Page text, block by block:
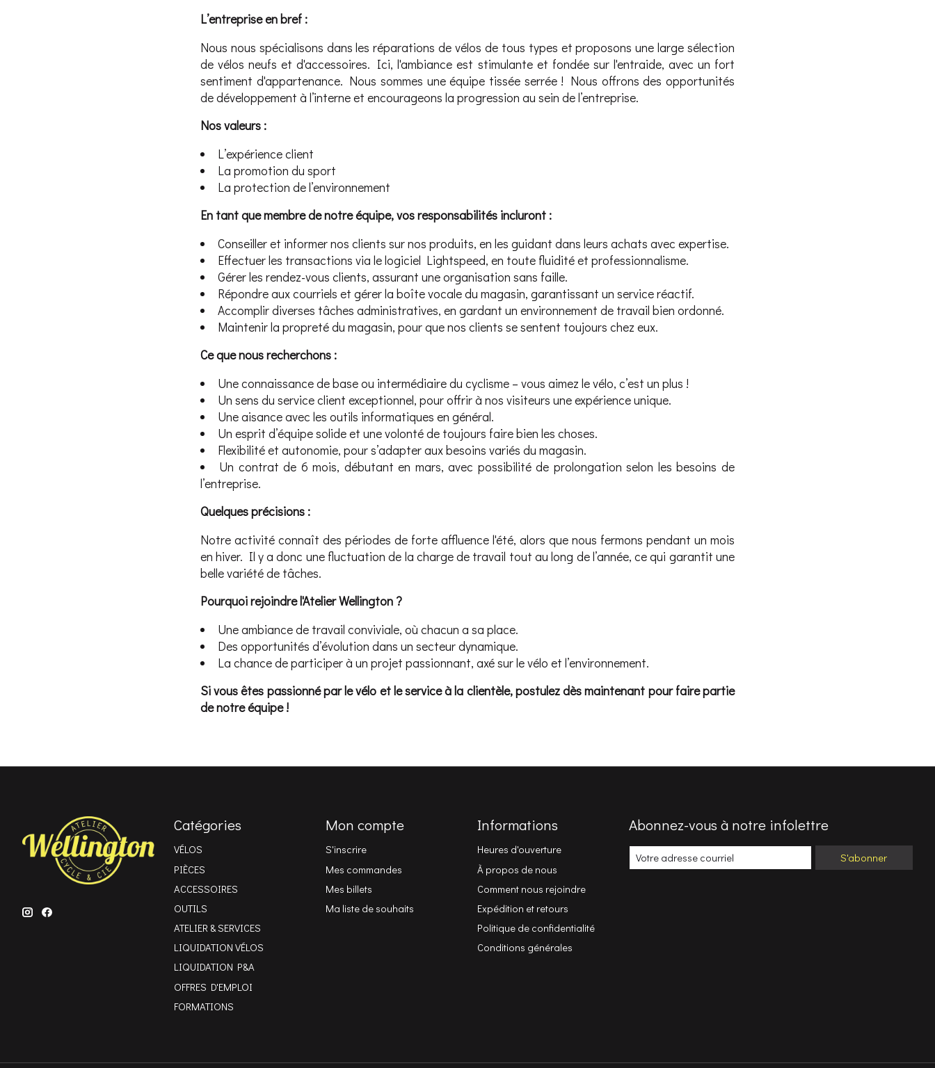
L’entreprise en bref :
Nous nous spécialisons dans les réparations de vélos de tous types et proposons une large sélection
de vélos neufs et d'accessoires. Ici, l'ambiance est stimulante et fondée sur l'entraide, avec un fort
sentiment d'appartenance. Nous sommes une équipe tissée serrée ! Nous offrons des opportunités
de développement à l’interne et encourageons la progression au sein de l’entreprise.
Nos valeurs :
L’expérience client
La promotion du sport
La protection de l’environnement
En tant que membre de notre équipe, vos responsabilités incluront :
Conseiller et informer nos clients sur nos produits, en les guidant dans leurs achats avec expertise.
Effectuer les transactions via le logiciel Lightspeed, en toute fluidité et professionnalisme.
Gérer les rendez-vous clients, assurant une organisation sans faille.
Répondre aux courriels et gérer la boîte vocale du magasin, garantissant un service réactif.
Accomplir diverses tâches administratives, en gardant un environnement de travail bien ordonné.
Maintenir la propreté du magasin, pour que nos clients se sentent toujours chez eux.
Ce que nous recherchons :
Une connaissance de base ou intermédiaire du cyclisme – vous aimez le vélo, c’est un plus !
Un sens du service client exceptionnel, pour offrir à nos visiteurs une expérience unique.
Une aisance avec les outils informatiques en général.
Un esprit d’équipe solide et une volonté de toujours faire bien les choses.
Flexibilité et autonomie, pour s’adapter aux besoins variés du magasin.
Un contrat de 6 mois, débutant en mars, avec possibilité de prolongation selon les besoins de
l’entreprise.
Quelques précisions :
Notre activité connaît des périodes de forte affluence l'été, alors que nous fermons pendant un mois
en hiver. Il y a donc une fluctuation de la charge de travail tout au long de l’année, ce qui garantit une
belle variété de tâches.
Pourquoi rejoindre l'Atelier Wellington ?
Une ambiance de travail conviviale, où chacun a sa place.
Des opportunités d’évolution dans un secteur dynamique.
La chance de participer à un projet passionnant, axé sur le vélo et l’environnement.
Si vous êtes passionné par le vélo et le service à la clientèle, postulez dès maintenant pour faire partie
de notre équipe !
Catégories
VÉLOS
PIÈCES
ACCESSOIRES
OUTILS
ATELIER & SERVICES
LIQUIDATION VÉLOS
LIQUIDATION P&A
OFFRES D'EMPLOI
FORMATIONS
Mon compte
S'inscrire
Mes commandes
Mes billets
Ma liste de souhaits
Informations
Heures d'ouverture
À propos de nous
Comment nous rejoindre
Expédition et retours
Politique de confidentialité
Conditions générales
Abonnez-vous à notre infolettre
S'abonner